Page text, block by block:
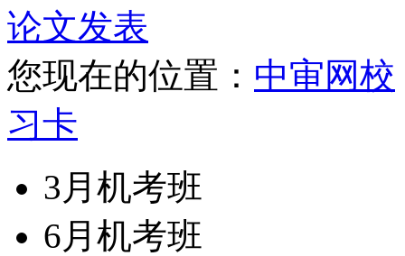
论文发表
您现在的位置： 中审网校
习卡
3月机考班
6月机考班